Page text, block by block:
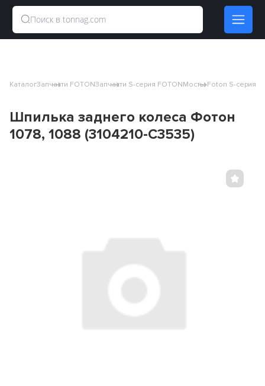
КаталогЗапчасти FOTONЗапчасти S-серия FOTONМосты Foton S-серия
Шпилька заднего колеса Фотон
1078, 1088 (3104210-C3535)